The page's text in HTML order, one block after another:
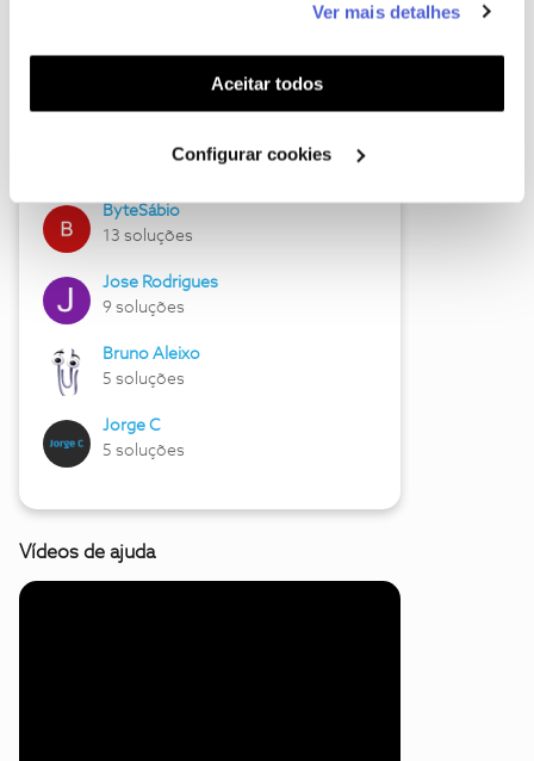
funcionalidades (cookies de personalização e
funcionalidade) e adaptar anúncios aos seus interesses
(cookies de publicidade personalizada). Pode gerir a
utilização dos cookies clicando em "Configurar
Ver mais detalhes
Aceitar todos
Configurar cookies
Hall of Fame de julho
17 soluções
ByteSábio
13 soluções
Jose Rodrigues
9 soluções
Bruno Aleixo
5 soluções
Jorge C
5 soluções
Vídeos de ajuda